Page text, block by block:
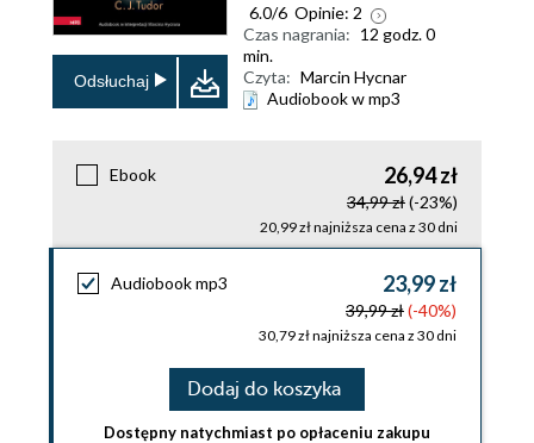
Odsłuchaj
6.0/6 Opinie: 2
Czas nagrania: 12 godz. 0
min.
Czyta: Marcin Hycnar
Audiobook w mp3
Ebook 26,94 zł
34,99 zł(-23%)
20,99 zł najniższa cena z 30 dni
Audiobook mp3 23,99 zł
39,99 zł(-40%)
30,79 zł najniższa cena z 30 dni
Dodaj do koszyka
Dostępny natychmiast po opłaceniu zakupu